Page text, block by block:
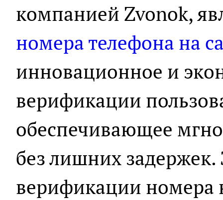
компанией Zvonok,
номера телефона на
инновационное и
верификации
обеспечивающее
без лишних задержек.
верификации номера